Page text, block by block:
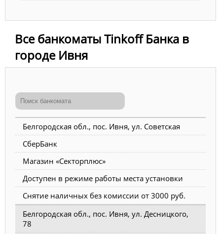
Все банкоматы Tinkoff Банка в
городе Ивня
Белгородская обл., пос. Ивня, ул. Советская
СберБанк
Магазин «Секторплюс»
Доступен в режиме работы места установки
Снятие наличных без комиссии от 3000 руб.
Белгородская обл., пос. Ивня, ул. Десницкого,
78